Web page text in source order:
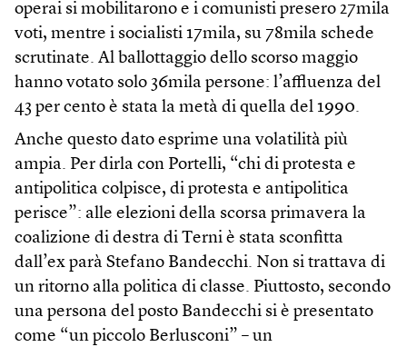
operai si mobilitarono e i comunisti presero 27mila
voti, mentre i socialisti 17mila, su 78mila schede
scrutinate. Al ballottaggio dello scorso maggio
hanno votato solo 36mila persone: l’affluenza del
43 per cento è stata la metà di quella del 1990.
Anche questo dato esprime una volatilità più
ampia. Per dirla con Portelli, “chi di protesta e
antipolitica colpisce, di protesta e antipolitica
perisce”: alle elezioni della scorsa primavera la
coalizione di destra di Terni è stata sconfitta
dall’ex parà Stefano Bandecchi. Non si trattava di
un ritorno alla politica di classe. Piuttosto, secondo
una persona del posto Bandecchi si è presentato
come “un piccolo Berlusconi” – un